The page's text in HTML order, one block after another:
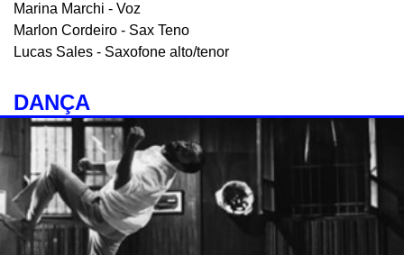
Marina Marchi - Voz
Marlon Cordeiro - Sax Teno
Lucas Sales - Saxofone alto/tenor
DANÇA